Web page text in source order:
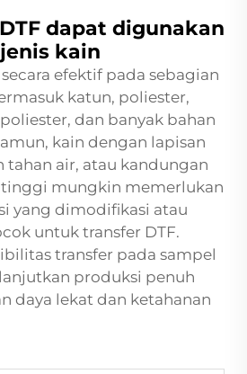
dapat digunakan
kain
efektif pada sebagian
katun, poliester,
dan banyak bahan
kain dengan lapisan
tahan air, atau kandungan
tinggi mungkin memerlukan
yang dimodifikasi atau
untuk transfer DTF.
transfer pada sampel
produksi penuh
daya lekat dan ketahanan